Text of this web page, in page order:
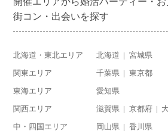
街コン・出会いを探す
北海道・東北エリア 北海道 宮城県
関東エリア 千葉県 東京都
東海エリア 愛知県
関西エリア 滋賀県 京都府
中・四国エリア 岡山県 香川県